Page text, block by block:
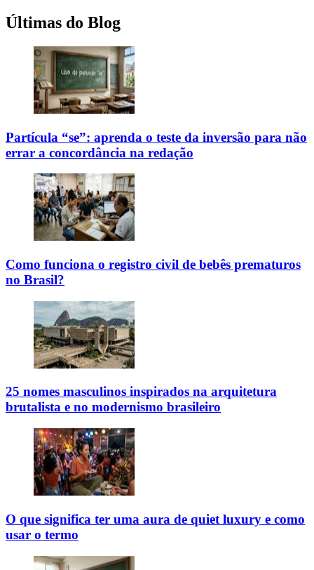
Últimas do Blog
Partícula “se”: aprenda o teste da inversão para não
errar a concordância na redação
Como funciona o registro civil de bebês prematuros
no Brasil?
25 nomes masculinos inspirados na arquitetura
brutalista e no modernismo brasileiro
O que significa ter uma aura de quiet luxury e como
usar o termo